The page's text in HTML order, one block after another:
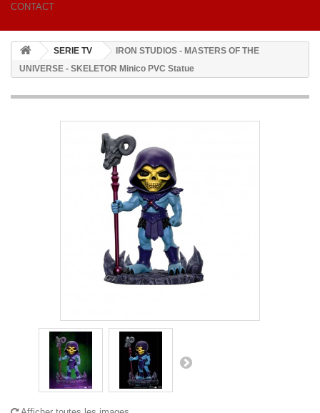
CONTACT
SERIE TV
IRON STUDIOS - MASTERS OF THE
UNIVERSE - SKELETOR Minico PVC Statue